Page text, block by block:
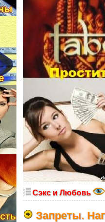
Сэкс и Любовь
Запреты.